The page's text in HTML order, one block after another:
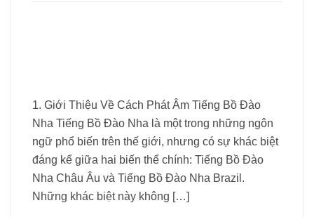
1. Giới Thiệu Về Cách Phát Âm Tiếng Bồ Đào
Nha Tiếng Bồ Đào Nha là một trong những ngôn
ngữ phổ biến trên thế giới, nhưng có sự khác biệt
đáng kể giữa hai biến thể chính: Tiếng Bồ Đào
Nha Châu Âu và Tiếng Bồ Đào Nha Brazil.
Những khác biệt này không […]